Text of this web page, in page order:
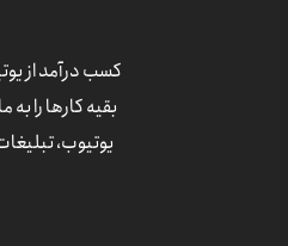
کسب درآمد از
بقیه کارها را
یوتیوب،